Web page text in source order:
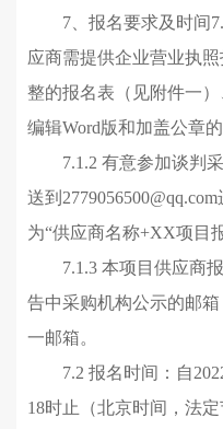
7、报名要求及时间
应商需提供企业营业执
整的报名表（见附件一
编辑Word版和加盖公章的
7.1.2 有意参加谈判
送到2779056500@qq.com
为“供应商名称+XX项目
7.1.3 本项目 供应商
告中采购机构公示的邮
一邮箱。
7.2 报名时间： 自
18时止
（北京时间，法